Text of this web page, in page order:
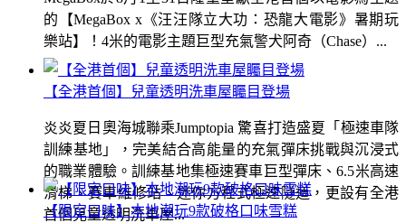
【全港首個】兒童透明洗車屋矚目登場
炎炎夏日奧海城聯乘Jumptopia 驚喜打造盛夏「極速車隊
訓練基地」，完美結合高能量的充氣彈床挑戰與沉浸式
的職業體驗。訓練基地集極速賽車巨型彈床、6.5米高速
滑梯、賽車維修站、迷你方程式極速隧道，更設有全港
首個兒童透明洗車屋...
的【MegaBox x《汪汪隊立大功：恐龍大電影》暑期玩
樂站】！4米的電影主題巨型充氣警犬阿奇（Chase）...
【限定口味】本地潮玩9款破格口味雪糕